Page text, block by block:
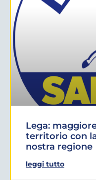
Lega:
territorio con
nostra regione
leggi tutto